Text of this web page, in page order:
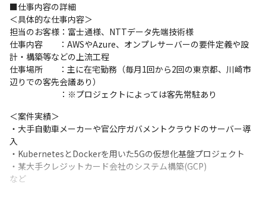
■仕事内容の詳細
＜具体的な仕事内容＞
担当のお客様：富士通様、NTTデータ先端技術様
仕事内容         ：AWSやAzure、オンプレサーバーの要件定義や設
計・構築等などの上流工程
仕事場所         ：主に在宅勤務（毎月1回から2回の東京都、川崎市
辺りでの客先会議あり）
：※プロジェクトによっては客先常駐あり
＜案件実績＞
・大手自動車メーカーや官公庁ガバメントクラウドのサーバー導
入
・KubernetesとDockerを用いた5Gの仮想化基盤プロジェクト
・某大手クレジットカード会社のシステム構築(GCP)
など